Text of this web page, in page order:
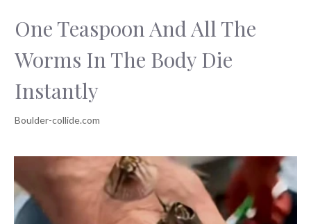
One Teaspoon And All The
Worms In The Body Die
Instantly